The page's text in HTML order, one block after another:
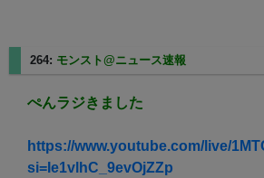
264: モンスト@ニュース速報
ぺんラジきました
https://www.youtube.com/live/
si=Ie1vlhC_9evOjZZp